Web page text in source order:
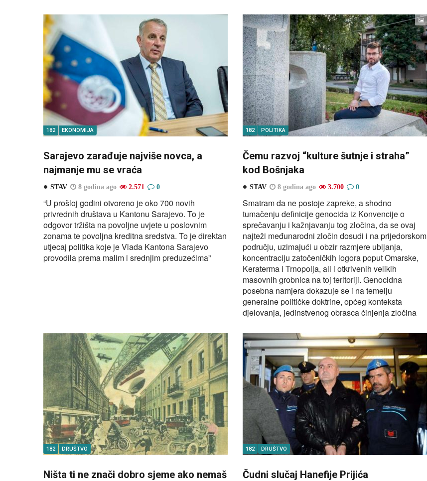
182 EKONOMIJA
Sarajevo zarađuje najviše novca, a
najmanje mu se vraća
STAV 8 godina ago 2.571 0
“U prošloj godini otvoreno je oko 700 novih
privrednih društava u Kantonu Sarajevo. To je
odgovor tržišta na povoljne uvjete u poslovnim
zonama te povoljna kreditna sredstva. To je direktan
utjecaj politika koje je Vlada Kantona Sarajevo
provodila prema malim i srednjim preduzećima”
182 POLITIKA
Čemu razvoj “kulture šutnje i straha”
kod Bošnjaka
STAV 8 godina ago 3.700 0
Smatram da ne postoje zapreke, a shodno
tumačenju definicije genocida iz Konvencije o
sprečavanju i kažnjavanju tog zločina, da se ovaj
najteži međunarodni zločin dosudi i na prijedorskom
području, uzimajući u obzir razmjere ubijanja,
koncentraciju zatočeničkih logora poput Omarske,
Keraterma i Trnopolja, ali i otkrivenih velikih
masovnih grobnica na toj teritoriji. Genocidna
posebna namjera dokazuje se i na temelju
generalne političke doktrine, općeg konteksta
djelovanja, jedinstvenog obrasca činjenja zločina
182 DRUŠTVO
Ništa ti ne znači dobro sjeme ako nemaš
182 DRUŠTVO
Čudni slučaj Hanefije Prijića